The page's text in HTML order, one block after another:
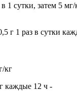
1 сутки, затем 5 мг/
г 1 раз в сутки
кг
каждые 12 ч -